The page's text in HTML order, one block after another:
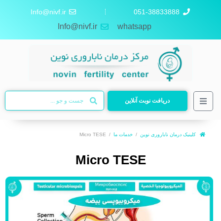
051-38833888
Info@nivf.ir
whatsapp
Info@nivf.ir
دریافت نوبت آنلاین
کلینیک درمان ناباروری نوین خدمات ما Micro TESE
Micro TESE